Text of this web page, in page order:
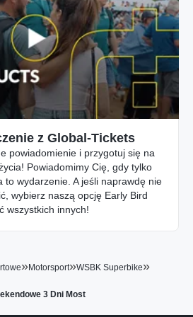
z Global-Tickets
powiadomienie i przygotuj się na
Powiadomimy Cię, gdy tylko
to wydarzenie. A jeśli naprawdę nie
wybierz naszą opcję Early Bird
wszystkich innych!
»Motorsport»WSBK Superbike»
3 Dni Most